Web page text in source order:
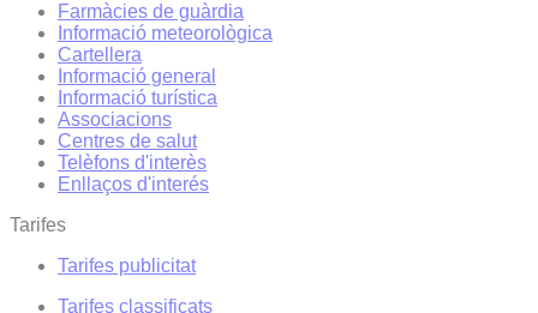
Farmàcies de guàrdia
Informació meteorològica
Cartellera
Informació general
Informació turística
Associacions
Centres de salut
Telèfons d'interès
Enllaços d'interés
Tarifes
Tarifes publicitat
Tarifes classificats